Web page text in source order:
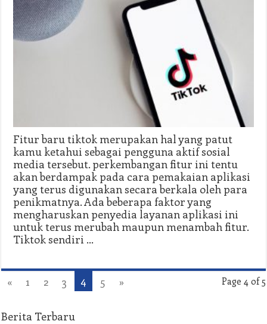
Fitur baru tiktok merupakan hal yang patut
kamu ketahui sebagai pengguna aktif sosial
media tersebut. perkembangan fitur ini tentu
akan berdampak pada cara pemakaian aplikasi
yang terus digunakan secara berkala oleh para
penikmatnya. Ada beberapa faktor yang
mengharuskan penyedia layanan aplikasi ini
untuk terus merubah maupun menambah fitur.
Tiktok sendiri …
Page 4 of 5
« 1 2 3 4 5 »
Berita Terbaru